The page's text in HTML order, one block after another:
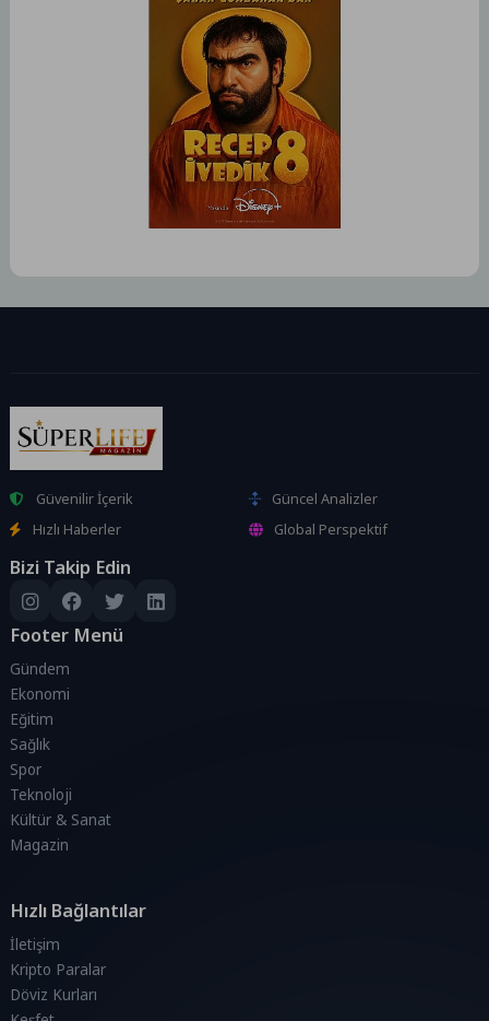
Güvenilir İçerik
Güncel Analizler
Hızlı Haberler
Global Perspektif
Bizi Takip Edin
Footer Menü
Gündem
Ekonomi
Eğitim
Sağlık
Spor
Teknoloji
Kültür & Sanat
Magazin
Hızlı Bağlantılar
İletişim
Kripto Paralar
Döviz Kurları